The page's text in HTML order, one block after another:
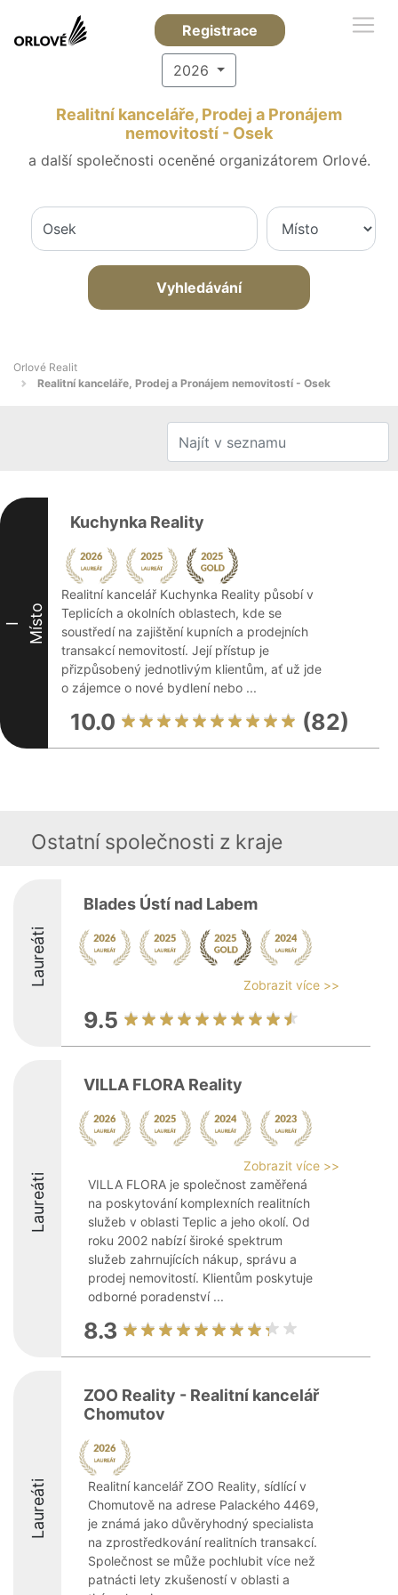
Registrace
2026
Realitní kanceláře, Prodej a Pronájem
nemovitostí - Osek
a další společnosti oceněné organizátorem Orlové.
Vyhledávání
Orlové Realit
Realitní kanceláře, Prodej a Pronájem nemovitostí - Osek
I Místo
Kuchynka Reality
Realitní kancelář Kuchynka Reality působí v
Teplicích a okolních oblastech, kde se
soustředí na zajištění kupních a prodejních
transakcí nemovitostí. Její přístup je
přizpůsobený jednotlivým klientům, ať už jde
o zájemce o nové bydlení nebo ...
10.0 (82)
Ostatní společnosti z kraje
Laureáti
Blades Ústí nad Labem
Zobrazit více >>
9.5
Laureáti
VILLA FLORA Reality
Zobrazit více >>
VILLA FLORA je společnost zaměřená
na poskytování komplexních realitních
služeb v oblasti Teplic a jeho okolí. Od
roku 2002 nabízí široké spektrum
služeb zahrnujících nákup, správu a
prodej nemovitostí. Klientům poskytuje
odborné poradenství ...
8.3
Laureáti
ZOO Reality - Realitní kancelář
Chomutov
Realitní kancelář ZOO Reality, sídlící v
Chomutově na adrese Palackého 4469,
je známá jako důvěryhodný specialista
na zprostředkování realitních transakcí.
Společnost se může pochlubit více než
patnácti lety zkušeností v oblasti a